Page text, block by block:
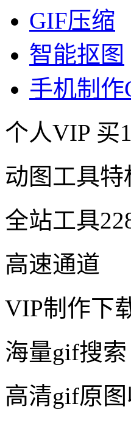
GIF压缩
智能抠图
手机制作
个人VIP 买
动图工具特
全站工具
高速通道
VIP制作下
海量gif搜索
高清gif原